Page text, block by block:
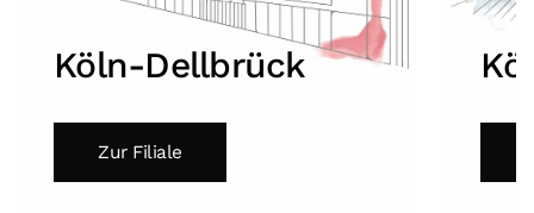
Köln-Dellbrück
Zur Filiale